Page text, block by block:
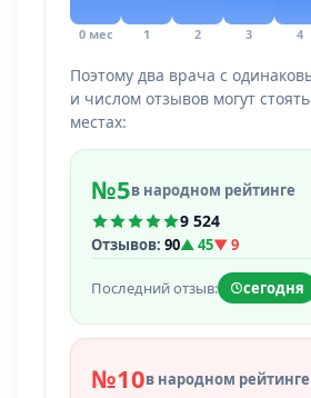
0 мес 1 2 3 4
Поэтому два врача с
и числом отзывов могут
местах:
№5в народном рейтинге
9 524
Отзывов: 90▲ 45▼ 9
Последний отзыв: сегодня
№10в народном рейтинге